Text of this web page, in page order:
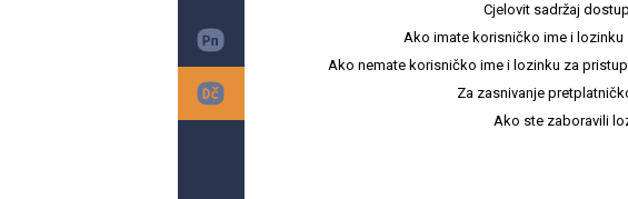
Cjelovit sadržaj
Ako imate korisničko ime i
Ako nemate korisničko ime i lozinku za
Za zasnivanje
Ako ste zaboravili